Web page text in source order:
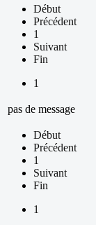
Début
Précédent
1
Suivant
Fin
1
pas de message
Début
Précédent
1
Suivant
Fin
1